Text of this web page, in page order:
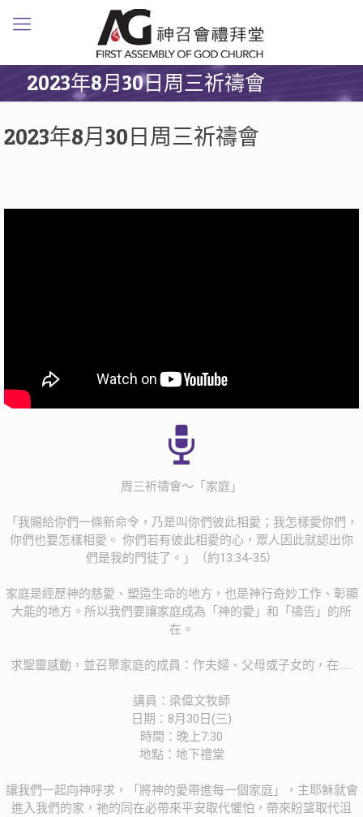
2023年8月30日周三祈禱會
2023年8月30日周三祈禱會
周三祈禱會～「家庭」
「我賜給你們一條新命令，乃是叫你們彼此相愛；我怎樣愛你們，
你們也要怎樣相愛。 你們若有彼此相愛的心，眾人因此就認出你
們是我的門徒了。」（約13:34-35）
家庭是經歷神的慈愛、塑造生命的地方，也是神行奇妙工作、彰顯
大能的地方。所以我們要讓家庭成為「神的愛」和「禱告」的所
在。
求聖靈感動，並召聚家庭的成員：作夫婦、父母或子女的，在……
講員：梁偉文牧師
日期：8月30日(三)
時間：晚上7:30
地點：地下禮堂
讓我們一起向神呼求，「將神的愛帶進每一個家庭」，主耶穌就會
進入我們的家，祂的同在必帶來平安取代懼怕，帶來盼望取代沮